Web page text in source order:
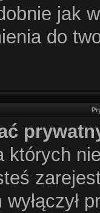
jak
do
których